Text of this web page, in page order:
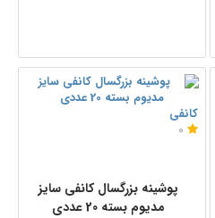
کانفی
0
پوشینه بزرگسال کانفی سایز
مدیوم بسته 20 عددی